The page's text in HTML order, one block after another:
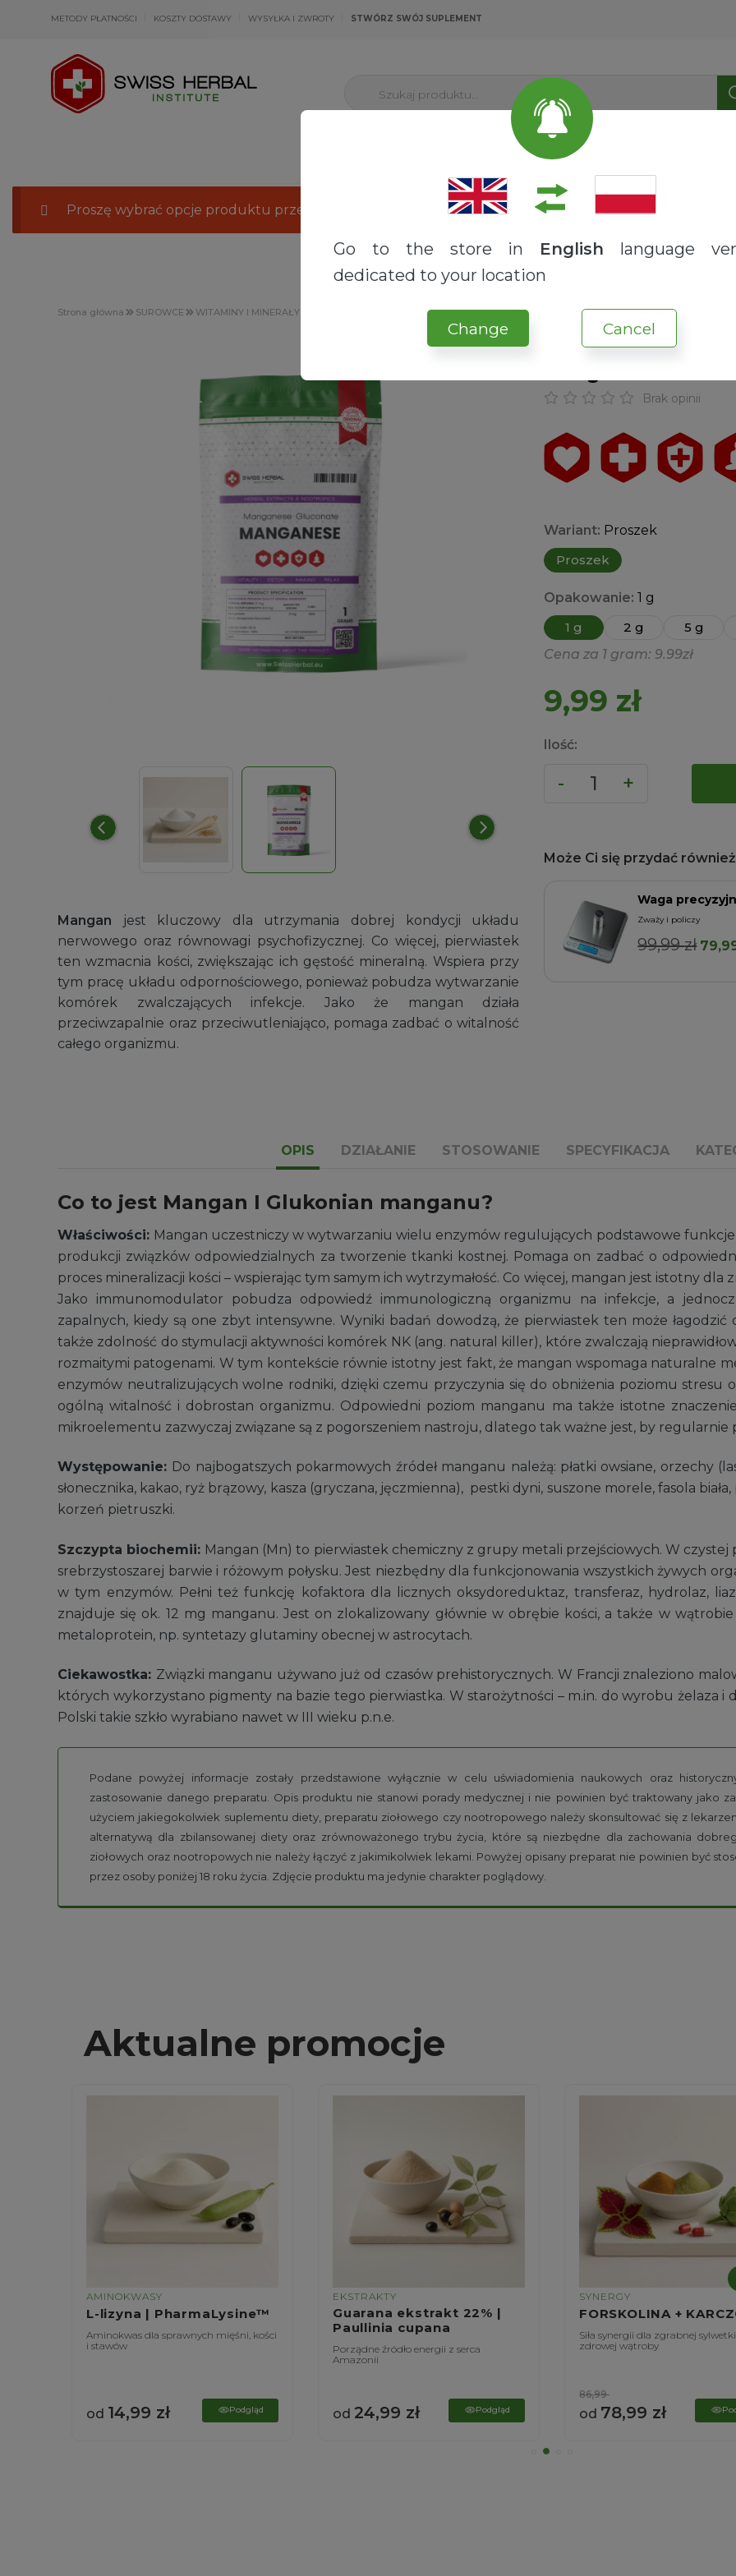
Go to the store in English language
dedicated to your location
Change Cancel
METODY PŁATNOŚCI KOSZTY DOSTAWY WYSYŁKA I ZWROTY STWÓRZ SWÓJ SUPLEMENT
Szukaj produktu...
USŁUGI
Proszę wybrać opcje produktu przechodząc do produktu "Miarki metalowe
Strona główna SUROWCE WITAMINY I MINERAŁY Mangan I Glukonian manganu
Mangan jest kluczowy dla utrzymania dobrej kondycji układu
nerwowego oraz równowagi psychofizycznej. Co więcej, pierwiastek
ten wzmacnia kości, zwiększając ich gęstość mineralną. Wspiera przy
tym pracę układu odpornościowego, ponieważ pobudza wytwarzanie
komórek zwalczających infekcje. Jako że mangan działa
przeciwzapalnie oraz przeciwutleniająco, pomaga zadbać o witalność
całego organizmu.
WITAMINY I MINERAŁY
Mangan I
Brak opinii
Wariant: Proszek
Proszek
Opakowanie: 1 g
1 g
2 g 5 g
Cena za 1 gram: 9.99zł
9,99 zł
Ilość:
Może Ci się przydać
Wygodne narzędzie do odmierzania surowców
9,99zł – 14,99złZakres
cen:
od
9,99 zł
do
Dodaj do koszyka
Waga
Zważy i policzy
99,99zł
OPIS DZIAŁANIE STOSOWANIE SPECYFIKACJA
Co to jest Mangan I Glukonian manganu?
Właściwości: Mangan uczestniczy w wytwarzaniu wielu enzymów regulujących podstawowe
produkcji związków odpowiedzialnych za tworzenie tkanki kostnej. Pomaga on zadbać o
proces mineralizacji kości – wspierając tym samym ich wytrzymałość. Co więcej, mangan jest istotny
Jako immunomodulator pobudza odpowiedź immunologiczną organizmu na infekcje, a
zapalnych, kiedy są one zbyt intensywne. Wyniki badań dowodzą, że pierwiastek ten może
także zdolność do stymulacji aktywności komórek NK (ang. natural killer), które zwalczają
rozmaitymi patogenami. W tym kontekście równie istotny jest fakt, że mangan wspomaga naturalne
enzymów neutralizujących wolne rodniki, dzięki czemu przyczynia się do obniżenia poziomu stresu
ogólną witalność i dobrostan organizmu. Odpowiedni poziom manganu ma także istotne
mikroelementu zazwyczaj związane są z pogorszeniem nastroju, dlatego tak ważne jest, by regularnie
Występowanie: Do najbogatszych pokarmowych źródeł manganu należą: płatki owsiane, orzechy
słonecznika, kakao, ryż brązowy, kasza (gryczana, jęczmienna), pestki dyni, suszone morele, fasola
korzeń pietruszki.
Szczypta biochemii: Mangan (Mn) to pierwiastek chemiczny z grupy metali przejściowych. W czystej
srebrzystoszarej barwie i różowym połysku. Jest niezbędny dla funkcjonowania wszystkich żywych
w tym enzymów. Pełni też funkcję kofaktora dla licznych oksydoreduktaz, transferaz, hydrolaz,
znajduje się ok. 12 mg manganu. Jest on zlokalizowany głównie w obrębie kości, a także w
metaloprotein, np. syntetazy glutaminy obecnej w astrocytach.
Ciekawostka: Związki manganu używano już od czasów prehistorycznych. W Francji znaleziono
których wykorzystano pigmenty na bazie tego pierwiastka. W starożytności – m.in. do wyrobu żelaza i
Polski takie szkło wyrabiano nawet w III wieku p.n.e.
Podane powyżej informacje zostały przedstawione wyłącznie w celu uświadomienia naukowych oraz
zastosowanie danego preparatu. Opis produktu nie stanowi porady medycznej i nie powinien być traktowany jako
użyciem jakiegokolwiek suplementu diety, preparatu ziołowego czy nootropowego należy skonsultować się z
alternatywą dla zbilansowanej diety oraz zrównoważonego trybu życia, które są niezbędne dla zachowania
ziołowych oraz nootropowych nie należy łączyć z jakimikolwiek lekami. Powyżej opisany preparat nie powinien być
przez osoby poniżej 18 roku życia. Zdjęcie produktu ma jedynie charakter poglądowy.
Aktualne promocje
AMINOKWASY
L-lizyna | PharmaLysine™
Aminokwas dla sprawnych mięśni, kości
i stawów
od 14,99 zł Podgląd
EKSTRAKTY
Guarana ekstrakt 22% |
Paullinia cupana
Porządne źródło energii z serca
Amazonii
od 24,99 zł Podgląd
SYNERGY
FORSKOLINA +
Siła synergii dla zgrabnej
zdrowej wątroby
od 78,99 zł
86,99